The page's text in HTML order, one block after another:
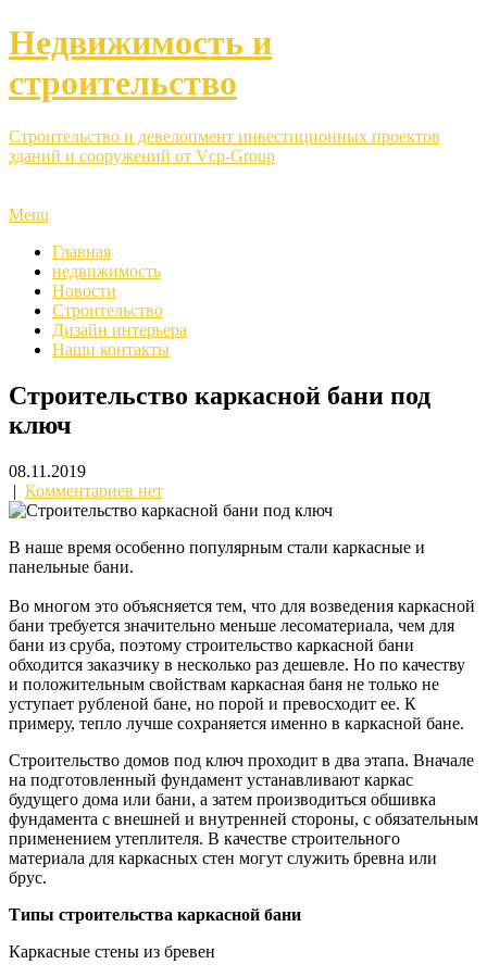
Недвижимость и
строительство
Строительство и девелопмент инвестиционных проектов
зданий и сооружений от Vcp-Group
Menu
Главная
недвижимость
Новости
Строительство
Дизайн интерьера
Наши контакты
Строительство каркасной бани под
ключ
08.11.2019
| Комментариев нет
В наше время особенно популярным стали каркасные и
панельные бани.
Во многом это объясняется тем, что для возведения каркасной
бани требуется значительно меньше лесоматериала, чем для
бани из сруба, поэтому строительство каркасной бани
обходится заказчику в несколько раз дешевле. Но по качеству
и положительным свойствам каркасная баня не только не
уступает рубленой бане, но порой и превосходит ее. К
примеру, тепло лучше сохраняется именно в каркасной бане.
Строительство домов под ключ проходит в два этапа. Вначале
на подготовленный фундамент устанавливают каркас
будущего дома или бани, а затем производиться обшивка
фундамента с внешней и внутренней стороны, с обязательным
применением утеплителя. В качестве строительного
материала для каркасных стен могут служить бревна или
брус.
Типы строительства каркасной бани
Каркасные стены из бревен